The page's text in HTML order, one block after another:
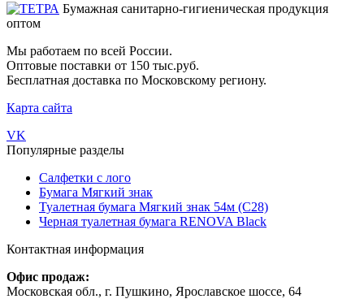
Бумажная санитарно-гигиеническая продукция
оптом
Мы работаем по всей России.
Оптовые поставки от 150 тыс.руб.
Бесплатная доставка по Московскому региону.
Карта сайта
VK
Популярные разделы
Салфетки с лого
Бумага Мягкий знак
Туалетная бумага Мягкий знак 54м (С28)
Черная туалетная бумага RENOVA Black
Контактная информация
Офис продаж:
Московская обл., г. Пушкино, Ярославское шоссе, 64